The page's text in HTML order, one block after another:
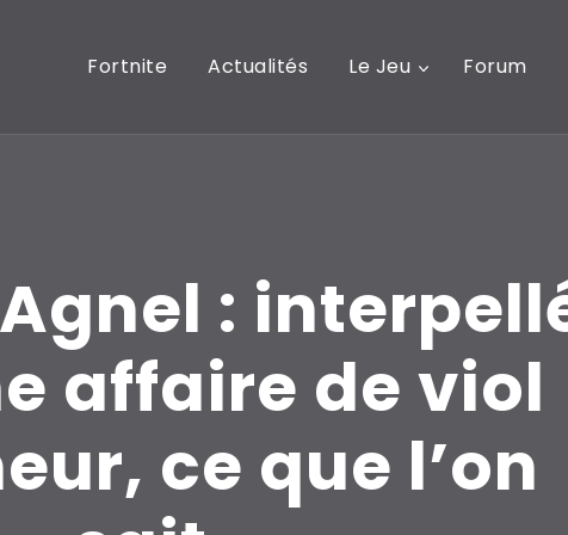
Fortnite Actualités Le Jeu Forum
:
affaire de viol
ce que l’on